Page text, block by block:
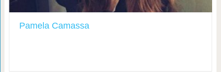
Pamela Camassa